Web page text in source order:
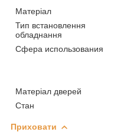
Матеріал
Тип встановлення
обладнання
Сфера использования
Матеріал дверей
Стан
Приховати